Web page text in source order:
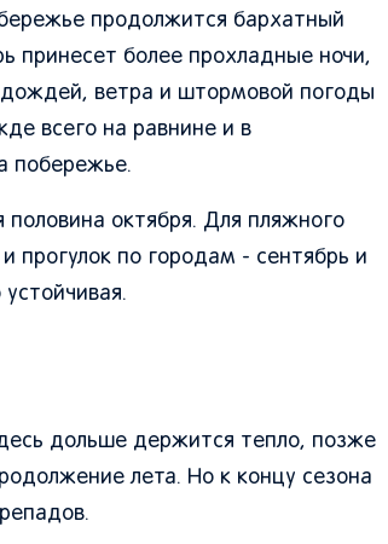
продолжится бархатный
принесет более прохладные ночи,
ветра и штормовой погоды
всего на равнине и в
побережье.
октября. Для пляжного
прогулок по городам - сентябрь и
дольше держится тепло, позже
лета. Но к концу сезона